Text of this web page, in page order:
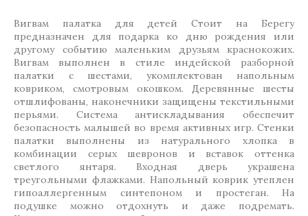
Вигвам палатка для детей Стоит на Берегу
предназначен для подарка ко дню рождения или
другому событию маленьким друзьям краснокожих.
Вигвам выполнен в стиле индейской разборной
палатки с шестами, укомплектован напольным
ковриком, смотровым окошком. Деревянные шесты
отшлифованы, наконечники защищены текстильными
перьями. Система антискладывания обеспечит
безопасность малышей во время активных игр. Стенки
палатки выполнены из натурального хлопка в
комбинации серых шевронов и вставок оттенка
светлого янтаря. Входная дверь украшена
треугольными флажками. Напольный коврик утеплен
гипоаллергенным синтепоном и простеган. На
подушке можно отдохнуть и даже подремать.